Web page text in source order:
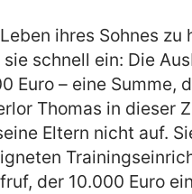
ihres Sohnes zu
schnell ein: Die
Euro – eine Summe,
Thomas in dieser
Eltern nicht auf.
der 10.000 Euro